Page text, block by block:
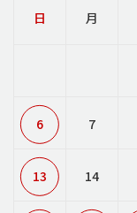
日 月
6 7
13 14